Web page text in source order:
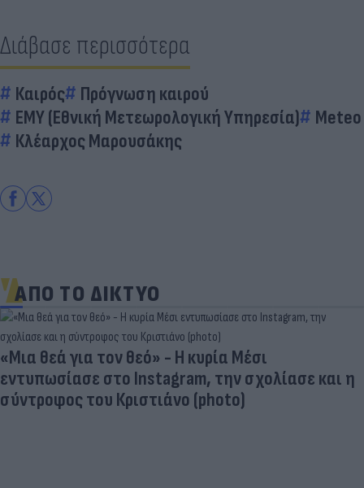
Διάβασε περισσότερα
Καιρός
Πρόγνωση καιρού
ΕΜΥ (Εθνική Μετεωρολογική Υπηρεσία)
Meteo
Κλέαρχος Μαρουσάκης
ΑΠΟ ΤΟ ΔΙΚΤΥΟ
«Μια θεά για τον θεό» - Η κυρία Μέσι
εντυπωσίασε στο Instagram, την σχολίασε και η
σύντροφος του Κριστιάνο (photo)